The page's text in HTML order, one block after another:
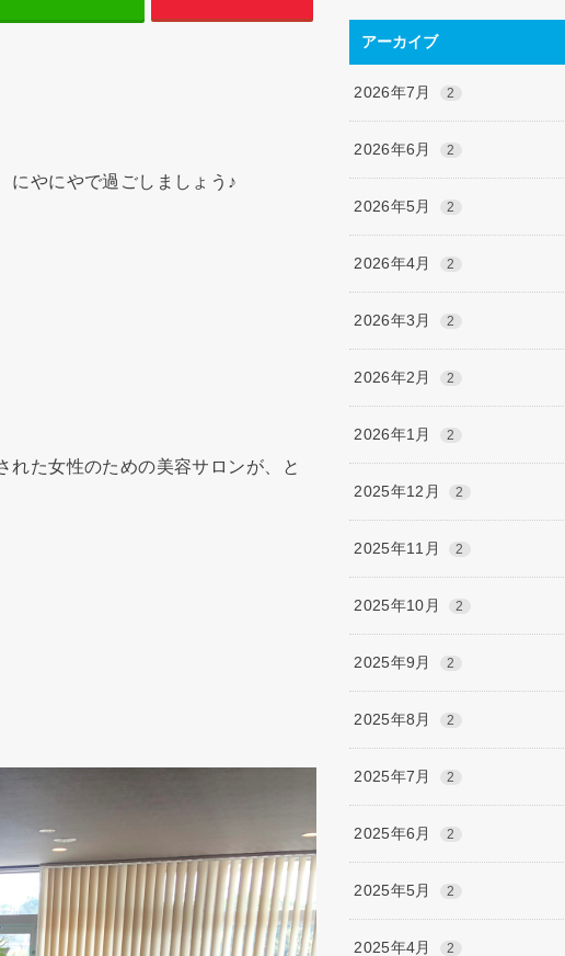
にやにやで過ごしましょう♪
れた女性のための美容サロンが、と
アーカイブ
2026年7月 2
2026年6月 2
2026年5月 2
2026年4月 2
2026年3月 2
2026年2月 2
2026年1月 2
2025年12月 2
2025年11月 2
2025年10月 2
2025年9月 2
2025年8月 2
2025年7月 2
2025年6月 2
2025年5月 2
2025年4月 2